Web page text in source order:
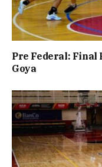
Pre Federal: Final
Goya